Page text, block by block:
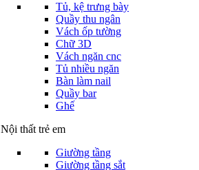
Tủ, kệ trưng bày
Quầy thu ngân
Vách ốp tường
Chữ 3D
Vách ngăn cnc
Tủ nhiều ngăn
Bàn làm nail
Quầy bar
Ghế
Nội thất trẻ em
Giường tầng
Giường tầng sắt